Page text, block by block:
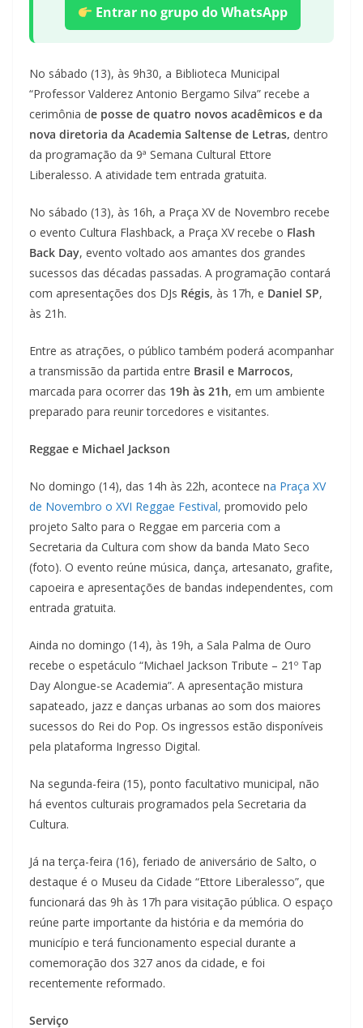
Entrar no grupo do WhatsApp
No sábado (13), às 9h30, a Biblioteca Municipal
“Professor Valderez Antonio Bergamo Silva” recebe a
cerimônia de posse de quatro novos acadêmicos e da
nova diretoria da Academia Saltense de Letras, dentro
da programação da 9ª Semana Cultural Ettore
Liberalesso. A atividade tem entrada gratuita.
No sábado (13), às 16h, a Praça XV de Novembro recebe
o evento Cultura Flashback, a Praça XV recebe o Flash
Back Day, evento voltado aos amantes dos grandes
sucessos das décadas passadas. A programação contará
com apresentações dos DJs Régis, às 17h, e Daniel SP,
às 21h.
Entre as atrações, o público também poderá acompanhar
a transmissão da partida entre Brasil e Marrocos,
marcada para ocorrer das 19h às 21h, em um ambiente
preparado para reunir torcedores e visitantes.
Reggae e Michael Jackson
No domingo (14), das 14h às 22h, acontece na Praça XV
de Novembro o XVI Reggae Festival, promovido pelo
projeto Salto para o Reggae em parceria com a
Secretaria da Cultura com show da banda Mato Seco
(foto). O evento reúne música, dança, artesanato, grafite,
capoeira e apresentações de bandas independentes, com
entrada gratuita.
Ainda no domingo (14), às 19h, a Sala Palma de Ouro
recebe o espetáculo “Michael Jackson Tribute – 21º Tap
Day Alongue-se Academia”. A apresentação mistura
sapateado, jazz e danças urbanas ao som dos maiores
sucessos do Rei do Pop. Os ingressos estão disponíveis
pela plataforma Ingresso Digital.
Na segunda-feira (15), ponto facultativo municipal, não
há eventos culturais programados pela Secretaria da
Cultura.
Já na terça-feira (16), feriado de aniversário de Salto, o
destaque é o Museu da Cidade “Ettore Liberalesso”, que
funcionará das 9h às 17h para visitação pública. O espaço
reúne parte importante da história e da memória do
município e terá funcionamento especial durante a
comemoração dos 327 anos da cidade, e foi
recentemente reformado.
Serviço